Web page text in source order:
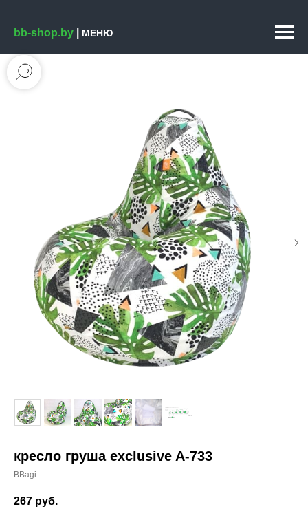
bb-shop.by МЕНЮ
кресло груша exclusive A-733
BBagi
267 руб.